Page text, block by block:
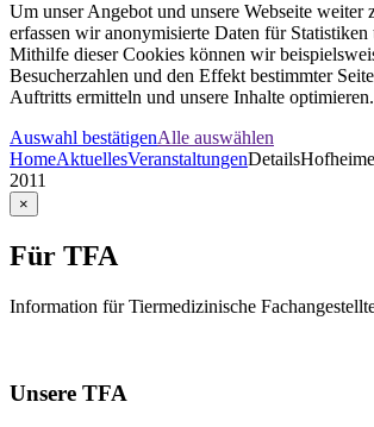
Um unser Angebot und unsere Webseite weiter
erfassen wir anonymisierte Daten für Statistiken
Mithilfe dieser Cookies können wir
Besucherzahlen und den Effekt bestimmter
Auftritts ermitteln und unsere Inhalte optimieren.
Auswahl bestätigenAlle auswählen
HomeAktuellesVeranstaltungenDetails
2011
×
Für TFA
Information für Tiermedizinische
Unsere TFA